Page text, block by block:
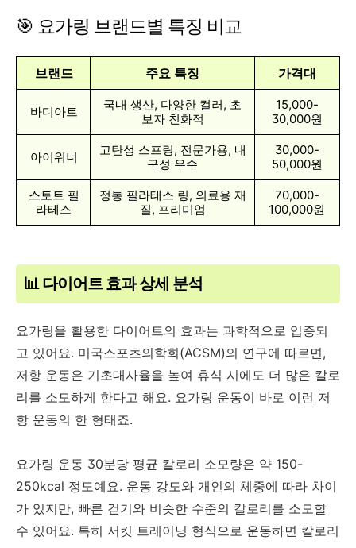
🎯 요가링 브랜드별 특징 비교
브랜드 주요 특징 가격대
바디아트
국내 생산, 다양한 컬러, 초
보자 친화적
15,000-
30,000원
아이워너
고탄성 스프링, 전문가용, 내
구성 우수
30,000-
50,000원
스토트 필
라테스
정통 필라테스 링, 의료용 재
질, 프리미엄
70,000-
100,000원
📊 다이어트 효과 상세 분석
요가링을 활용한 다이어트의 효과는 과학적으로 입증되
고 있어요. 미국스포츠의학회(ACSM)의 연구에 따르면,
저항 운동은 기초대사율을 높여 휴식 시에도 더 많은 칼로
리를 소모하게 한다고 해요. 요가링 운동이 바로 이런 저
항 운동의 한 형태죠.
요가링 운동 30분당 평균 칼로리 소모량은 약 150-
250kcal 정도예요. 운동 강도와 개인의 체중에 따라 차이
가 있지만, 빠른 걷기와 비슷한 수준의 칼로리를 소모할
수 있어요. 특히 서킷 트레이닝 형식으로 운동하면 칼로리